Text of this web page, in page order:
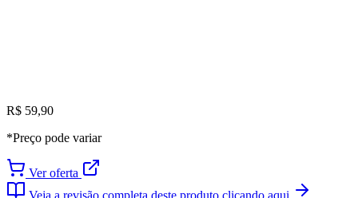
R$ 59,90
*Preço pode variar
Ver oferta